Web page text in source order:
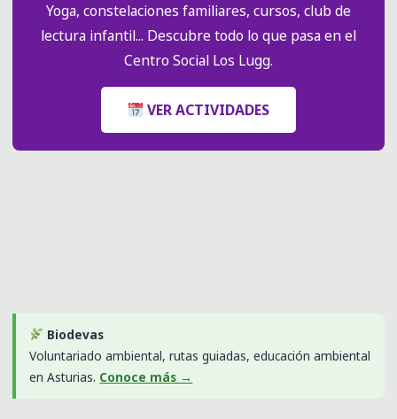
Yoga, constelaciones familiares, cursos, club de
lectura infantil... Descubre todo lo que pasa en el
Centro Social Los Lugg.
VER ACTIVIDADES
Biodevas
Voluntariado ambiental, rutas guiadas, educación ambiental
en Asturias. Conoce más →